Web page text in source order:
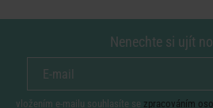
Nenechte si ujít
vložením e-mailu souhlasíte se zpracováním